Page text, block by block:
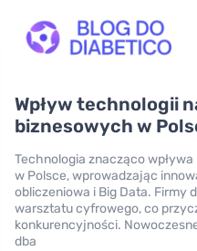
Wpływ technologii
biznesowych w
Technologia znacząco
w Polsce, wprowadzając
obliczeniowa i Big Data. Firmy
warsztatu cyfrowego, co
konkurencyjności.
dba